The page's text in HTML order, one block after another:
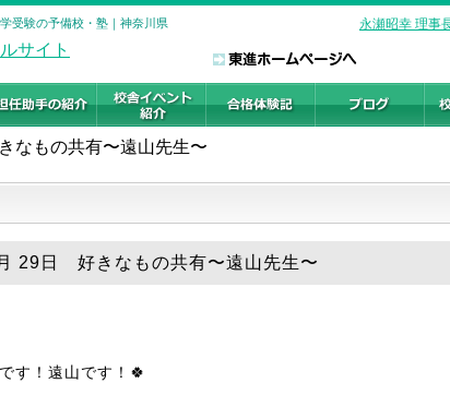
受験の予備校・塾｜神奈川県 永瀬昭幸 理事
なもの共有〜遠山先生〜
29日 好きなもの共有〜遠山先生〜
す！遠山です！🍀